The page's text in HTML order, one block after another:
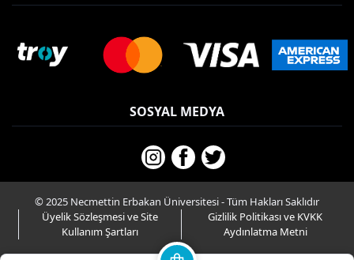
SOSYAL MEDYA
© 2025 Necmettin Erbakan Üniversitesi - Tüm Hakları Saklıdır
Üyelik Sözleşmesi ve Site
Kullanım Şartları
Gizlilik Politikası ve KVKK
Aydınlatma Metni